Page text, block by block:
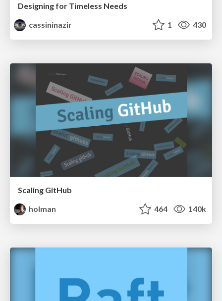
Designing for Timeless Needs
cassininazir
1 430
Scaling GitHub
holman
464 140k